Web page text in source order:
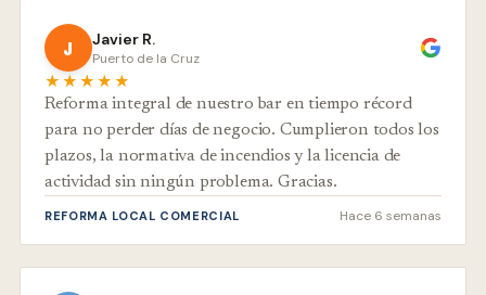
J Javier R.
Puerto de la Cruz
★★★★★
Reforma integral de nuestro bar en tiempo récord
para no perder días de negocio. Cumplieron todos los
plazos, la normativa de incendios y la licencia de
actividad sin ningún problema. Gracias.
REFORMA LOCAL COMERCIAL Hace 6 semanas